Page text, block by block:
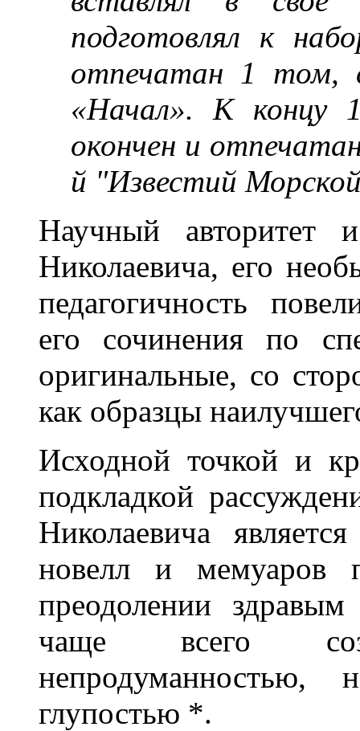
подготовлял к
отпечатан 1 том,
«Начал». К концу
окончен и
й "Известий
Научный авторитет
Николаевича, его
педагогичность
его сочинения по
оригинальные, со
как образцы
Исходной точкой и
подкладкой
Николаевича
новелл и мемуаров
преодолении
чаще всего
непродуманностью,
глупостью *.